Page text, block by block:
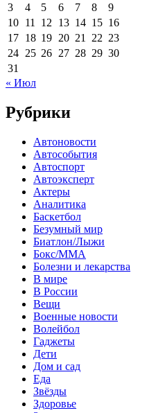
3
4 5 6 7 8
9
10 11 12 13 14 15 16
17 18 19 20 21 22 23
24 25 26 27 28 29 30
31
« Июл
Рубрики
Автоновости
Автособытия
Автоспорт
Автоэксперт
Актеры
Аналитика
Баскетбол
Безумный мир
Биатлон/Лыжи
Бокс/MMA
Болезни и лекарства
В мире
В России
Вещи
Военные новости
Волейбол
Гаджеты
Дети
Дом и сад
Еда
Звёзды
Здоровье